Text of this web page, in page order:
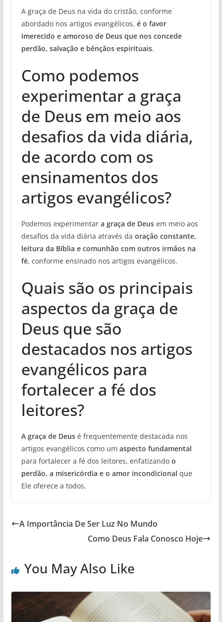
A graça de Deus na vida do cristão, conforme
abordado nos artigos evangélicos, é o favor
imerecido e amoroso de Deus que nos concede
perdão, salvação e bênçãos espirituais.
Como podemos
experimentar a graça
de Deus em meio aos
desafios da vida diária,
de acordo com os
ensinamentos dos
artigos evangélicos?
Podemos experimentar a graça de Deusem meio aos
desafios da vida diária através da oração constante,
leitura da Bíblia e comunhão com outros irmãos na
fé, conforme ensinado nos artigos evangélicos.
Quais são os principais
aspectos da graça de
Deus que são
destacados nos artigos
evangélicos para
fortalecer a fé dos
leitores?
A graça de Deusé frequentemente destacada nos
artigos evangélicos como um aspecto fundamental
para fortalecer a fé dos leitores, enfatizando o
perdão, a misericórdia e o amor incondicional que
Ele oferece a todos.
A Importância De Ser Luz No Mundo
Como Deus Fala Conosco Hoje
You May Also Like